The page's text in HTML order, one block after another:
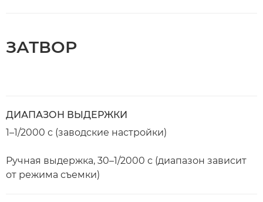
ЗАТВОР
ДИАПАЗОН ВЫДЕРЖКИ
1–1/2000 с (заводские настройки)
Ручная выдержка, 30–1/2000 с (диапазон зависит
от режима съемки)